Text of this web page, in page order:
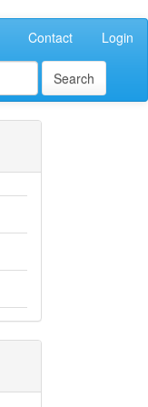
Contact Login
Search